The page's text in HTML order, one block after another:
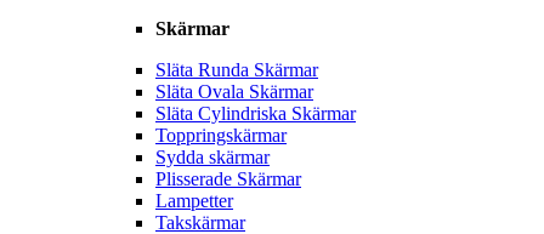
Skärmar
Släta Runda Skärmar
Släta Ovala Skärmar
Släta Cylindriska Skärmar
Toppringskärmar
Sydda skärmar
Plisserade Skärmar
Lampetter
Takskärmar